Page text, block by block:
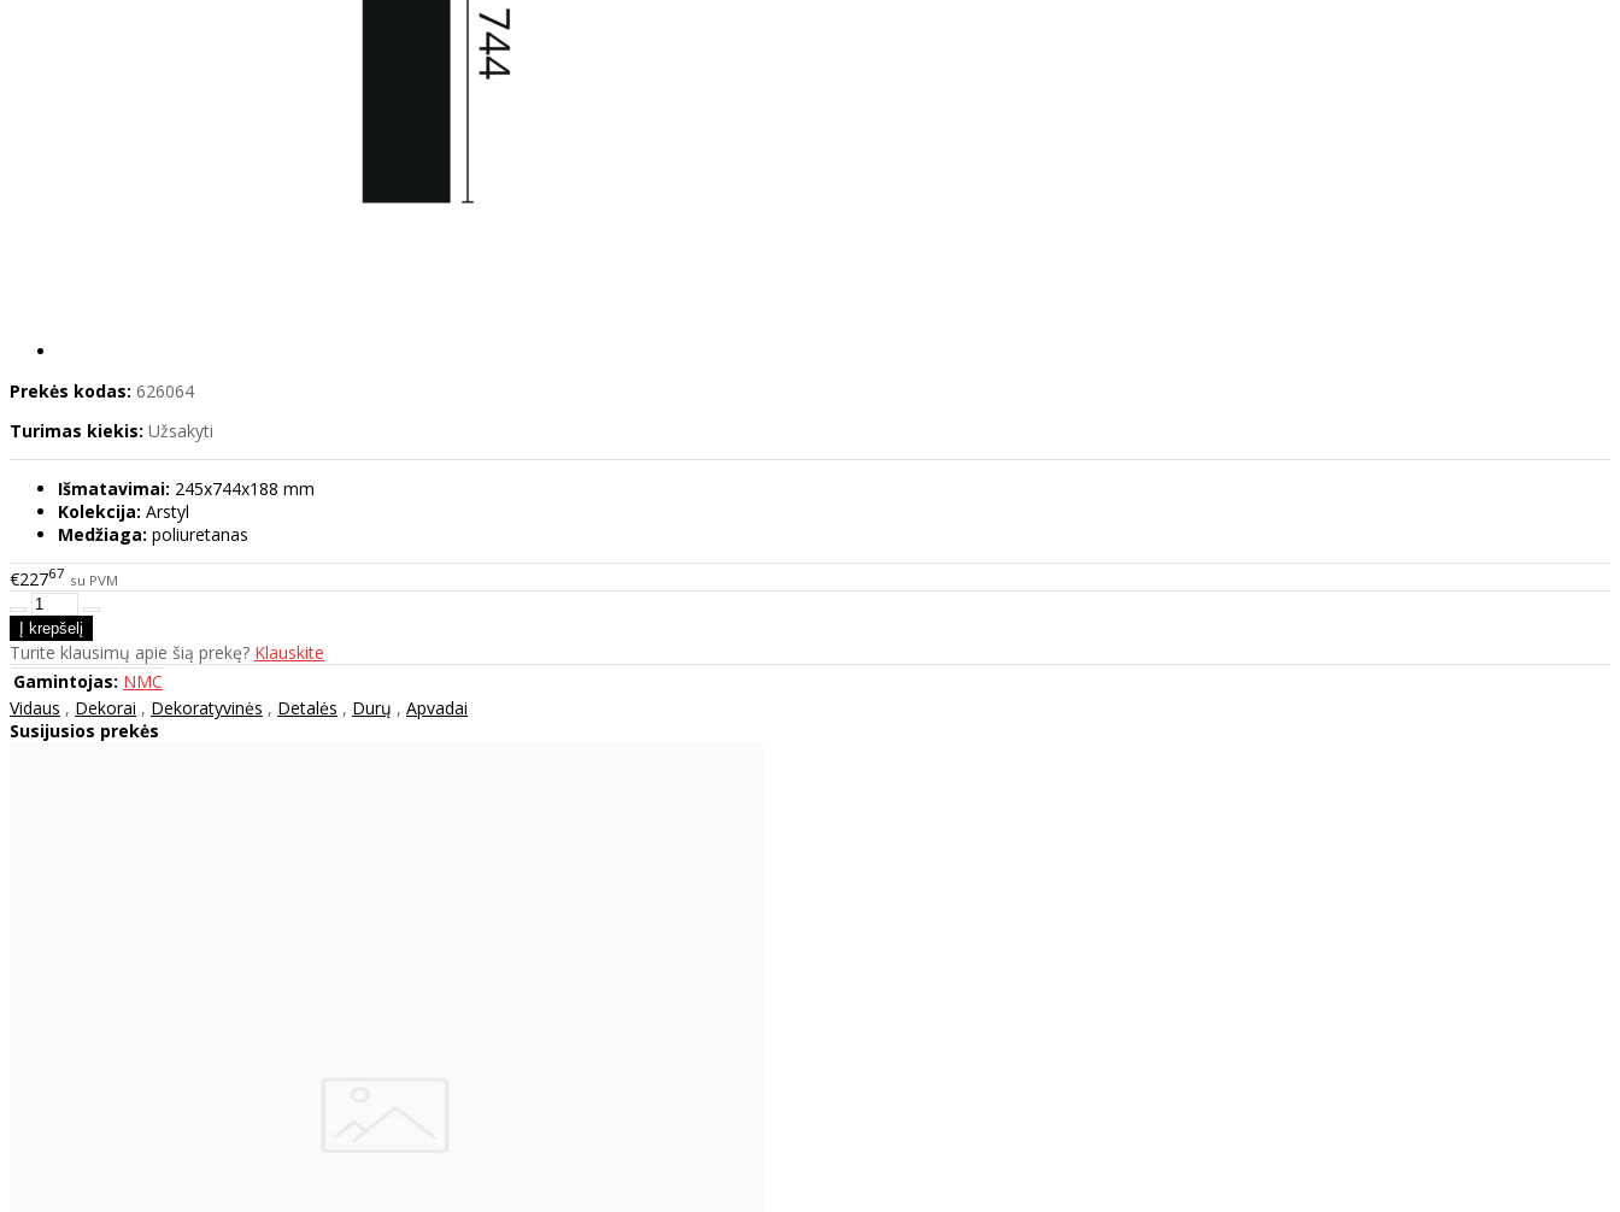
Prekės kodas: 626064
Turimas kiekis: Užsakyti
Išmatavimai: 245x744x188 mm
Kolekcija: Arstyl
Medžiaga: poliuretanas
€22767 su PVM
Turite klausimų apie šią prekę? Klauskite
Gamintojas: NMC
Vidaus , Dekorai , Dekoratyvinės , Detalės , Durų , Apvadai
Susijusios prekės